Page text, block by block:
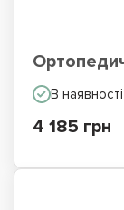
В наявності
4 185 грн